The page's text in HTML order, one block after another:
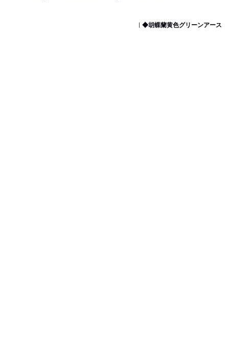
◆胡蝶蘭黄色グリーンアース